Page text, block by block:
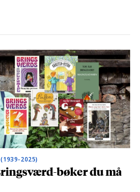
(1939-2025)
bøker du må